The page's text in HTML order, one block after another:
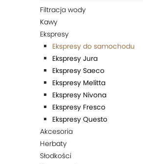
Filtracja wody
Kawy
Ekspresy
Ekspresy do samochodu
Ekspresy Jura
Ekspresy Saeco
Ekspresy Melitta
Ekspresy Nivona
Ekspresy Fresco
Ekspresy Questo
Akcesoria
Herbaty
Słodkości